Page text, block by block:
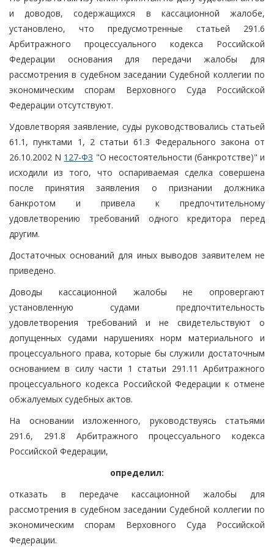
и доводов, содержащихся в кассационной жалобе,
установлено, что предусмотренные статьей 291.6
Арбитражного процессуального кодекса Российской
Федерации основания для передачи жалобы для
рассмотрения в судебном заседании Судебной коллегии по
экономическим спорам Верховного Суда Российской
Федерации отсутствуют.
Удовлетворяя заявление, суды руководствовались статьей
61.1, пунктами 1, 2 статьи 61.3 Федерального закона от
26.10.2002 N 127-ФЗ "О несостоятельности (банкротстве)" и
исходили из того, что оспариваемая сделка совершена
после принятия заявления о признании должника
банкротом и привела к предпочтительному
удовлетворению требований одного кредитора перед
другим.
Достаточных оснований для иных выводов заявителем не
приведено.
Доводы кассационной жалобы не опровергают
установленную судами предпочтительность
удовлетворения требований и не свидетельствуют о
допущенных судами нарушениях норм материального и
процессуального права, которые бы служили достаточным
основанием в силу части 1 статьи 291.11 Арбитражного
процессуального кодекса Российской Федерации к отмене
обжалуемых судебных актов.
На основании изложенного, руководствуясь статьями
291.6, 291.8 Арбитражного процессуального кодекса
Российской Федерации,
определил:
отказать в передаче кассационной жалобы для
рассмотрения в судебном заседании Судебной коллегии по
экономическим спорам Верховного Суда Российской
Федерации.